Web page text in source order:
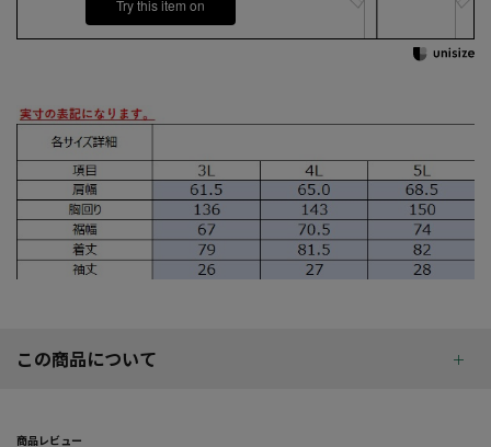
Try this item on
この商品について
商品レビュー